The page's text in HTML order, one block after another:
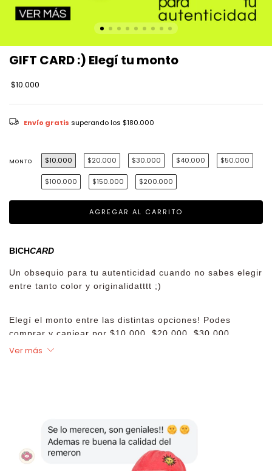
GIFT CARD :) Elegí tu monto
$10.000
Envío gratis superando los $180.000
MONTO $10.000 $20.000 $30.000 $40.000 $50.000
$100.000 $150.000 $200.000
BICHCARD
Un obsequio para tu autenticidad cuando no sabes elegir
entre tanto color y originalidatttt ;)
Elegí el monto entre las distintas opciones! Podes
comprar y canjear por $10.000, $20.000, $30.000,
$40.000, $50.000, $100.000, $150.000, $200.000
aclaraciones dejanos los datos de tu amigx, novix,
vecinx o quien tenga la fortuna de recibir este regalo!
Ver más